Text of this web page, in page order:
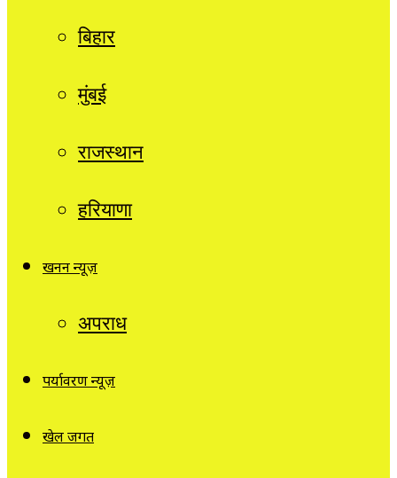
बिहार
मुंबई
राजस्थान
हरियाणा
खनन न्यूज़
अपराध
पर्यावरण न्यूज़
खेल जगत